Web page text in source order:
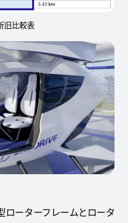
旧比較表
ーターフレームとロータ